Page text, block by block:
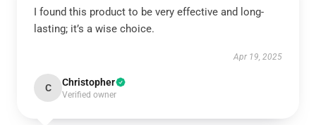
I found this product to be very effective and long-
lasting; it’s a wise choice.
Apr 19, 2025
C Christopher
Verified owner